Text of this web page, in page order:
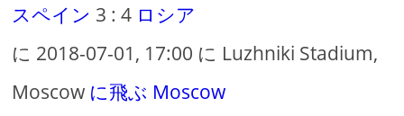
スペイン 3 : 4 ロシア
に 2018-07-01, 17:00 に Luzhniki Stadium,
Moscow に飛ぶ Moscow